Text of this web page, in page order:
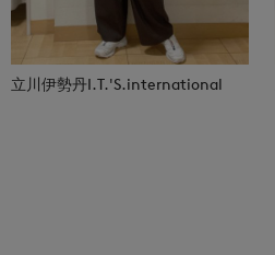
立川伊勢丹I.T.'S.international